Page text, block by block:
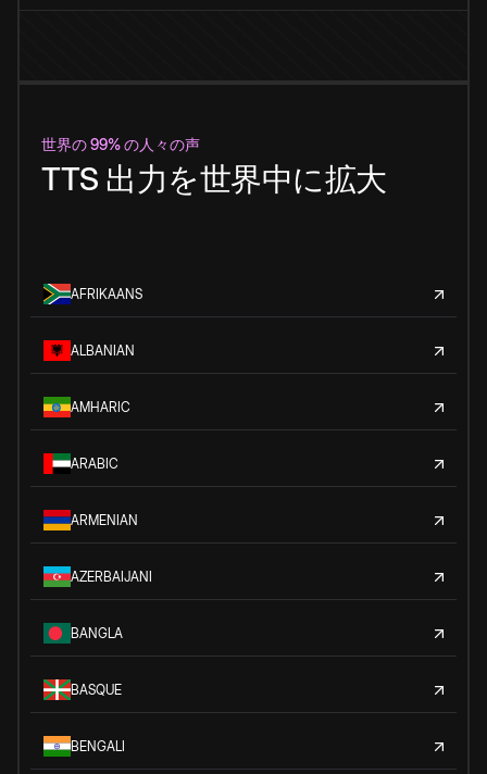
世界の 99% の人々の声
TTS 出力を世界中に拡大
AFRIKAANS
ALBANIAN
AMHARIC
ARABIC
ARMENIAN
AZERBAIJANI
BANGLA
BASQUE
BENGALI